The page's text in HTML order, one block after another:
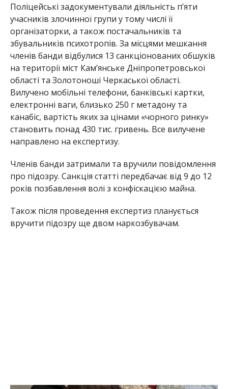
Поліцейські задокументували діяльність п’яти
учасників злочинної групи у тому числі її
організаторки, а також постачальників та
збувальників психотропів. За місцями мешкання
членів банди відбулися 13 санкціонованих обшуків
на території міст Кам’янське Дніпропетровської
області та Золотоноші Черкаської області.
Вилучено мобільні телефони, банківські картки,
електронні ваги, близько 250 г метадону та
канабіс, вартість яких за цінами «чорного ринку»
становить понад 430 тис. гривень. Все вилучене
направлено на експертизу.
Членів банди затримали та вручили повідомлення
про підозру. Санкція статті передбачає від 9 до 12
років позбавлення волі з конфіскацією майна.
Також після проведення експертиз планується
вручити підозру ще двом наркозбувачам.